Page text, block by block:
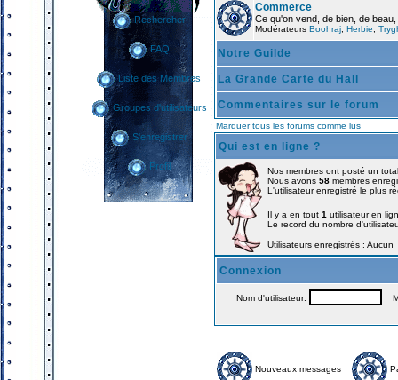
Rechercher
FAQ
Liste des Membres
Groupes d'utilisateurs
S'enregistrer
Profil
Commerce
Ce qu'on vend, de bien, de
Modérateurs Boohraj Herbie
Notre Guilde
La Grande Carte du Hall
Commentaires sur le forum
Marquer tous les forums comme lus
Qui est en ligne ?
Nos membres ont posté un
Nous avons 58 membres
L'utilisateur enregistré le plus
Il y a en tout 1 utilisateur en
Le record du nombre
Utilisateurs enregistrés : Aucun
Connexion
Nom d'utilisateur:
Nouveaux messages